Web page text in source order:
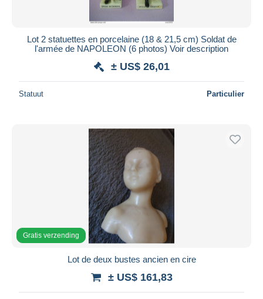
Lot 2 statuettes en porcelaine (18 & 21,5 cm) Soldat de
l'armée de NAPOLEON (6 photos) Voir description
± US$ 26,01
Statuut Particulier
Gratis verzending
Lot de deux bustes ancien en cire
± US$ 161,83